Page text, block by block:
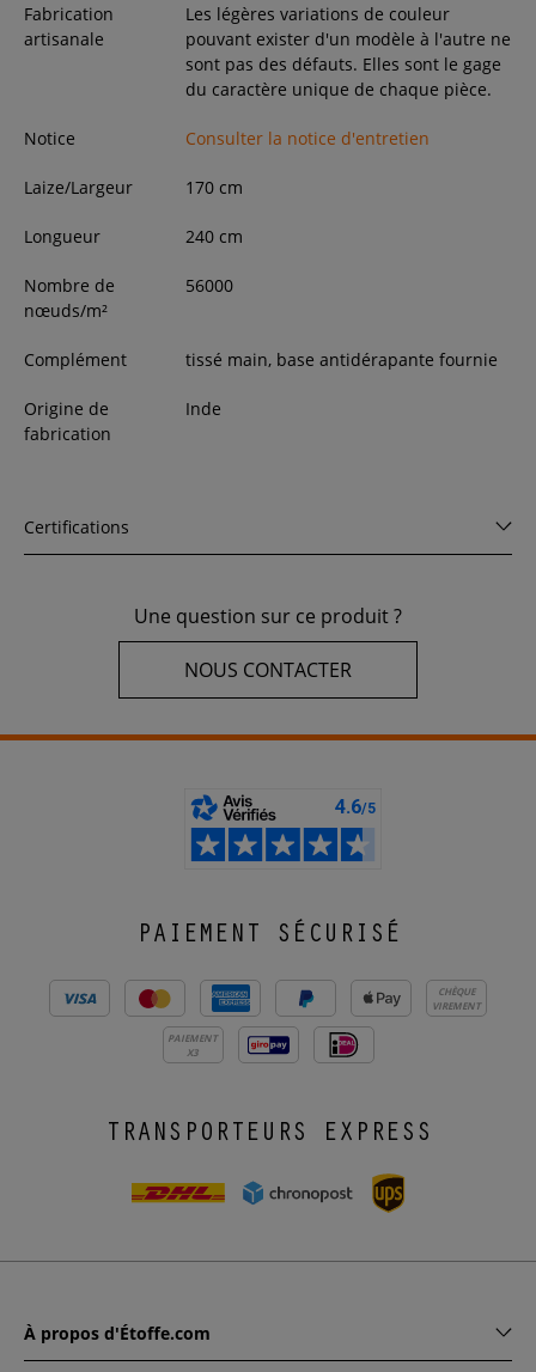
Fabrication
artisanale
Les légères variations de couleur
pouvant exister d'un modèle à l'autre ne
sont pas des défauts. Elles sont le gage
du caractère unique de chaque pièce.
Notice Consulter la notice d'entretien
Laize/Largeur 170cm
Longueur 240cm
Nombre de
nœuds/m²
56000
Complément tissé main, base antidérapante fournie
Origine de
fabrication
Inde
Certifications
Une question sur ce produit ?
NOUS CONTACTER
PAIEMENT SÉCURISÉ
CHÈQUE
VIREMENT
PAIEMENT
X3
TRANSPORTEURS EXPRESS
À propos d'Étoffe.com